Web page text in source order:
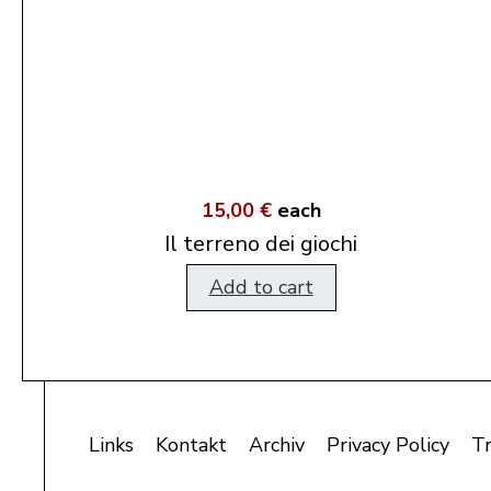
15,00 € each
Il terreno dei giochi
Add to cart
Links Kontakt Archiv Privacy Policy